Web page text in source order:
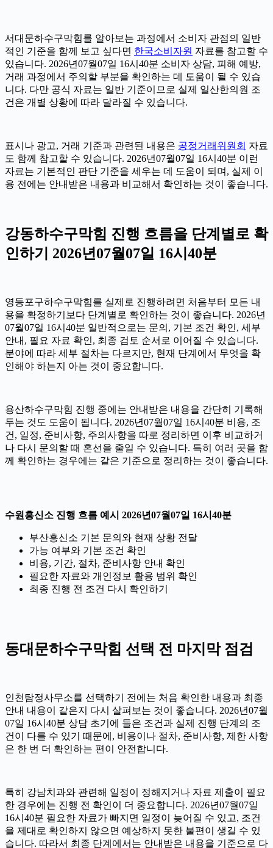
서대문하수구막힘를 알아보는 과정에서 소비자 관점의 일반
적인 기준을 함께 보고 싶다면 한국소비자원 자료를 참고할 수
있습니다. 2026년07월07일 16시40분 소비자 상담, 피해 예방,
거래 과정에서 주의할 부분을 확인하는 데 도움이 될 수 있습
니다. 다만 공식 자료는 일반 기준이므로 실제 일산한의원 조
건은 개별 상황에 따라 달라질 수 있습니다.
표시나 광고, 거래 기준과 관련된 내용은 공정거래위원회 자료
도 함께 참고할 수 있습니다. 2026년07월07일 16시40분 이런
자료는 기본적인 판단 기준을 세우는 데 도움이 되며, 실제 이
용 전에는 안내받은 내용과 비교해서 확인하는 것이 좋습니다.
강동하수구막힘 진행 흐름을 단계별로 확
인하기 2026년07월07일 16시40분
영등포구하수구막힘를 실제로 진행하려면 처음부터 모든 내
용을 확정하기보다 단계별로 확인하는 것이 좋습니다. 2026년
07월07일 16시40분 일반적으로는 문의, 기본 조건 확인, 세부
안내, 필요 자료 확인, 최종 검토 순서로 이어질 수 있습니다.
분야에 따라 세부 절차는 다르지만, 현재 단계에서 무엇을 확
인해야 하는지 아는 것이 중요합니다.
용산하수구막힘 진행 중에는 안내받은 내용을 간단히 기록해
두는 것도 도움이 됩니다. 2026년07월07일 16시40분 비용, 조
건, 일정, 준비사항, 주의사항을 따로 정리하면 이후 비교하거
나 다시 문의할 때 혼선을 줄일 수 있습니다. 특히 여러 곳을 함
께 확인하는 경우에는 같은 기준으로 정리하는 것이 좋습니다.
수원흥신소 진행 흐름 예시 2026년07월07일 16시40분
부산흥신소 기본 문의와 현재 상황 전달
가능 여부와 기본 조건 확인
비용, 기간, 절차, 준비사항 안내 확인
필요한 자료와 개인정보 활용 범위 확인
최종 진행 전 조건 다시 확인하기
동대문하수구막힘 선택 전 마지막 점검
인천탐정사무소를 선택하기 전에는 처음 확인한 내용과 최종
안내 내용이 같은지 다시 살펴보는 것이 좋습니다. 2026년07월
07일 16시40분 상담 초기에 들은 조건과 실제 진행 단계의 조
건이 다를 수 있기 때문에, 비용이나 절차, 준비사항, 제한 사항
은 한 번 더 확인하는 편이 안전합니다.
특히 강남치과와 관련해 일정이 정해지거나 자료 제출이 필요
한 경우에는 진행 전 확인이 더 중요합니다. 2026년07월07일
16시40분 필요한 자료가 빠지면 일정이 늦어질 수 있고, 조건
을 제대로 확인하지 않으면 예상하지 못한 불편이 생길 수 있
습니다. 따라서 최종 단계에서는 안내받은 내용을 기준으로 다